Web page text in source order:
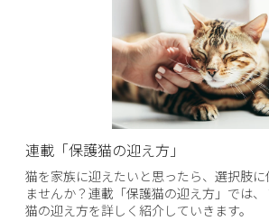
連載「保護猫の迎え方」
猫を家族に迎えたいと思ったら、選択肢
ませんか？連載「保護猫の迎え方」では
猫の迎え方を詳しく紹介していきます。